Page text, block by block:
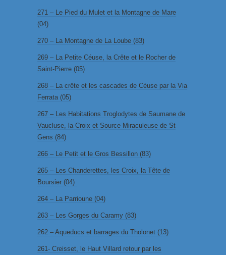
271 – Le Pied du Mulet et la Montagne de Mare
(04)
270 – La Montagne de La Loube (83)
269 – La Petite Céuse, la Crête et le Rocher de
Saint-Pierre (05)
268 – La crête et les cascades de Céuse par la Via
Ferrata (05)
267 – Les Habitations Troglodytes de Saumane de
Vaucluse, la Croix et Source Miraculeuse de St
Gens (84)
266 – Le Petit et le Gros Bessillon (83)
265 – Les Chanderettes, les Croix, la Tête de
Boursier (04)
264 – La Parrioune (04)
263 – Les Gorges du Caramy (83)
262 – Aqueducs et barrages du Tholonet (13)
261- Creisset, le Haut Villard retour par les